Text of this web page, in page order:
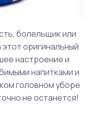
болельщик или
оригинальный
настроение и
напитками и
головном уборе
не останется!